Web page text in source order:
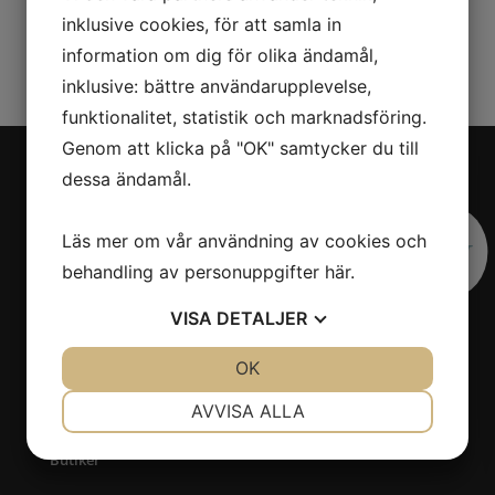
att ta med sig.
Mer om oss »
KONTAKTA OSS
559017-5955Villkor
Produkter
Om oss
Blogg
Press
Butiker
inklusive cookies, för att samla in
information om dig för olika ändamål,
inklusive: bättre användarupplevelse,
funktionalitet, statistik och marknadsföring.
Genom att klicka på "OK" samtycker du till
dessa ändamål.
Läs mer om vår användning av cookies och
behandling av personuppgifter här.
VISA DETALJER
AVVISA ALLA
OK